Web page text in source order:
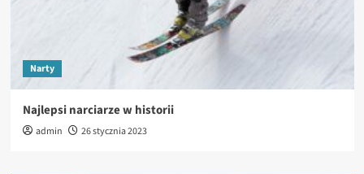
Narty
Najlepsi narciarze w historii
admin 26 stycznia 2023